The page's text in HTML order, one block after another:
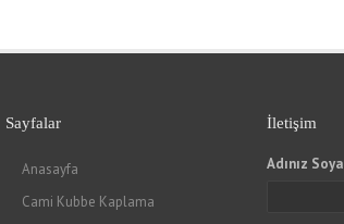
Sayfalar
Anasayfa
Cami Kubbe Kaplama
İletişim
Adınız